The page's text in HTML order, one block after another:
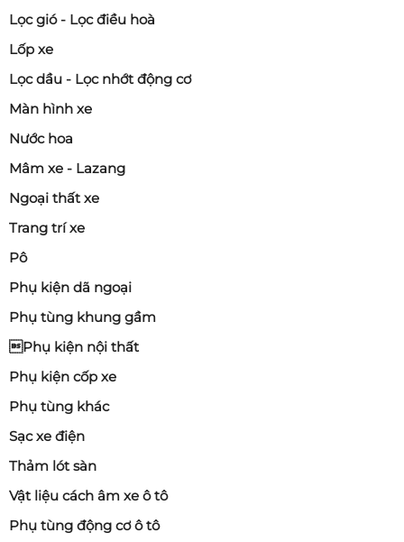
Lọc gió - Lọc điều hoà
Lốp xe
Lọc dầu - Lọc nhớt động cơ
Màn hình xe
Nước hoa
Mâm xe - Lazang
Ngoại thất xe
Trang trí xe
Pô
Phụ kiện dã ngoại
Phụ tùng khung gầm
Phụ kiện nội thất
Phụ kiện cốp xe
Phụ tùng khác
Sạc xe điện
Thảm lót sàn
Vật liệu cách âm xe ô tô
Phụ tùng động cơ ô tô